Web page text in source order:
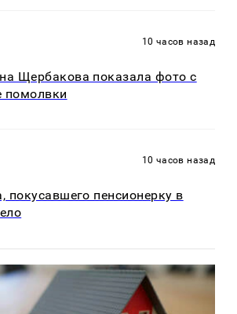
10 часов назад
Щербакова показала фото с
помолвки
10 часов назад
покусавшего пенсионерку в